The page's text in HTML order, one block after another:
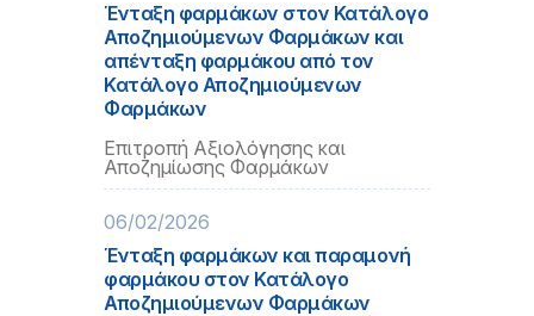
Ένταξη φαρμάκων στον Κατάλογο
Αποζημιούμενων Φαρμάκων και
απένταξη φαρμάκου από τον
Κατάλογο Αποζημιούμενων
Φαρμάκων
Επιτροπή Αξιολόγησης και
Αποζημίωσης Φαρμάκων
06/02/2026
Ένταξη φαρμάκων και παραμονή
φαρμάκου στον Κατάλογο
Αποζημιούμενων Φαρμάκων